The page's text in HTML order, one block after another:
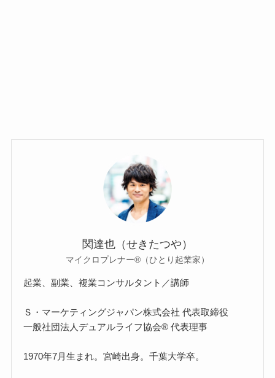
関達也（せきたつや）
マイクロプレナー®（ひとり起業家）
起業、副業、複業コンサルタント／講師
Ｓ・マーケティングジャパン株式会社 代表取締役
一般社団法人デュアルライフ協会® 代表理事
1970年7月生まれ。宮崎出身。千葉大学卒。